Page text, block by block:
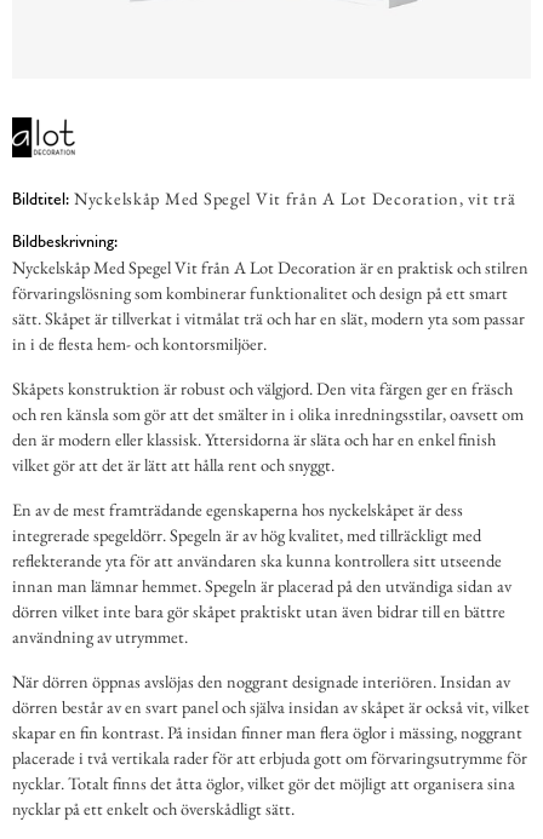
Bildtitel: Nyckelskåp Med Spegel Vit från A Lot Decoration, vit trä
Bildbeskrivning:
Nyckelskåp Med Spegel Vit från A Lot Decoration är en praktisk och stilren
förvaringslösning som kombinerar funktionalitet och design på ett smart
sätt. Skåpet är tillverkat i vitmålat trä och har en slät, modern yta som passar
in i de flesta hem- och kontorsmiljöer.
Skåpets konstruktion är robust och välgjord. Den vita färgen ger en fräsch
och ren känsla som gör att det smälter in i olika inredningsstilar, oavsett om
den är modern eller klassisk. Yttersidorna är släta och har en enkel finish
vilket gör att det är lätt att hålla rent och snyggt.
En av de mest framträdande egenskaperna hos nyckelskåpet är dess
integrerade spegeldörr. Spegeln är av hög kvalitet, med tillräckligt med
reflekterande yta för att användaren ska kunna kontrollera sitt utseende
innan man lämnar hemmet. Spegeln är placerad på den utvändiga sidan av
dörren vilket inte bara gör skåpet praktiskt utan även bidrar till en bättre
användning av utrymmet.
När dörren öppnas avslöjas den noggrant designade interiören. Insidan av
dörren består av en svart panel och själva insidan av skåpet är också vit, vilket
skapar en fin kontrast. På insidan finner man flera öglor i mässing, noggrant
placerade i två vertikala rader för att erbjuda gott om förvaringsutrymme för
nycklar. Totalt finns det åtta öglor, vilket gör det möjligt att organisera sina
nycklar på ett enkelt och överskådligt sätt.